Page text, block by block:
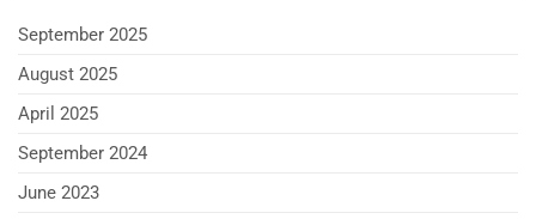
September 2025
August 2025
April 2025
September 2024
June 2023